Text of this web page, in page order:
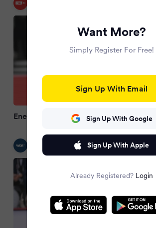
Energie Cottbus holt in Verl ersten
Want More?
Simply Register For Free!
Sign Up With Email
Sign Up With Google
Sign Up With Apple
Already Registered? Login